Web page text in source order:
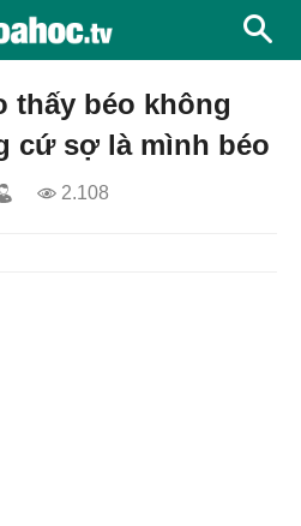
thấy béo không
cứ sợ là mình béo
2.108